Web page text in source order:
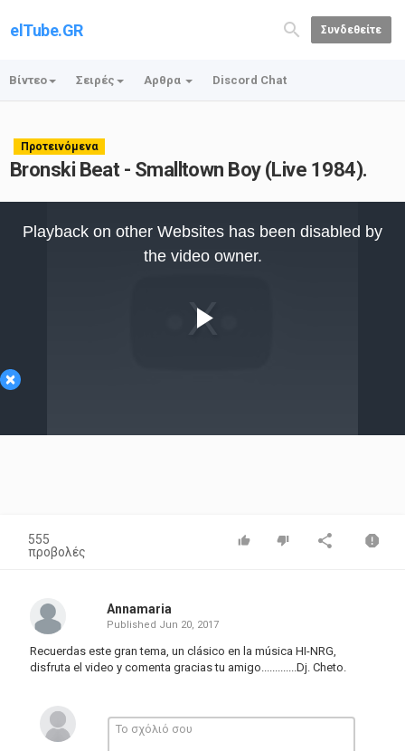
elTube.GR Συνδεθείτε
Βίντεο Σειρές Αρθρα Discord Chat
Προτεινόμενα
Bronski Beat - Smalltown Boy (Live 1984).
×
Video
Playback on other Websites has been disabled by
the video owner.
555
προβολές
Annamaria
Published Jun 20, 2017
Recuerdas este gran tema, un clásico en la música HI-NRG,
disfruta el video y comenta gracias tu amigo.............Dj. Cheto.